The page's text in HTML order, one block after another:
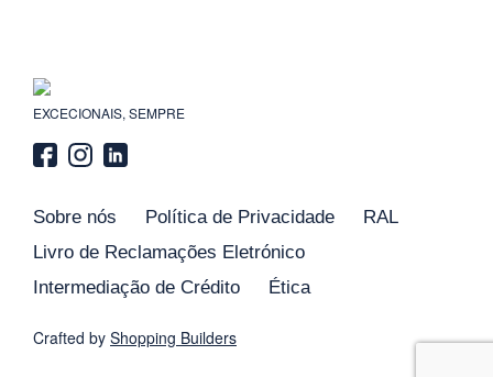
EXCECIONAIS, SEMPRE
Sobre nós Política de Privacidade
RAL
Livro de Reclamações Eletrónico
Intermediação de Crédito
Ética
Crafted by Shopping Builders